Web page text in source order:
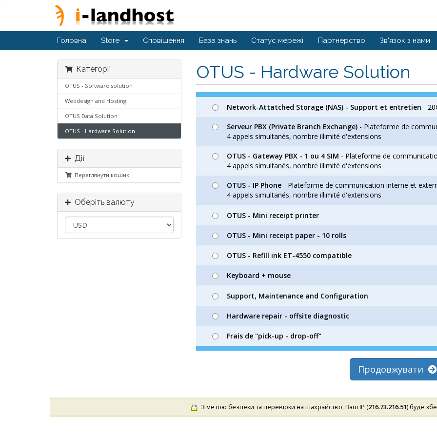
Головна Store Сповіщення База знань Статус мережі Партнерство Зв'язок з нами
OTUS - Hardware Solution
Категорії
OTUS - Software solution
Webdesign and Hosting
OTUS Data Solution
OTUS - Hardware Solution
Дії
Переглянути кошик
Оберіть валюту
Network-Attatched Storage (NAS) - Support et entretien -
Serveur PBX (Private Branch Exchange) - Plateforme de
4 appels simultanés, nombre illimité d'extensions
OTUS - Gateway PBX - 1 ou 4 SIM - Plateforme de
4 appels simultanés, nombre illimité d'extensions
OTUS - IP Phone - Plateforme de communication interne et
4 appels simultanés, nombre illimité d'extensions
OTUS - Mini receipt printer
OTUS - Mini receipt paper - 10 rolls
OTUS - Refill ink ET-4550 compatible
Keyboard + mouse
Support, Maintenance and Configuration
Hardware repair - offsite diagnostic
Frais de "pick-up - drop-off"
Продовжувати
З метою безпеки та перевірки на шахрайство, Ваш IP (216.73.216.51) буде